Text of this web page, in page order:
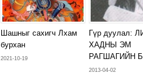
Шашныг сахигч Лхам
бурхан
2021-10-19
Гүр дуулал:
ХАДНЫ ЭМ
РАГШАГИЙН
2013-04-02